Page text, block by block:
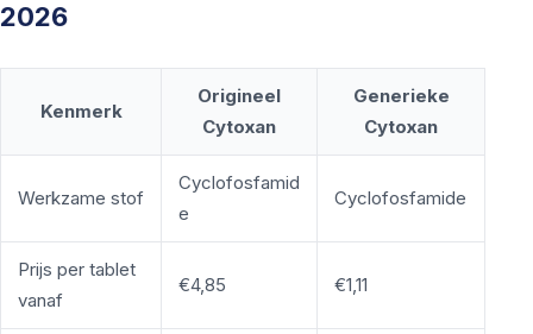
2026
Kenmerk
Origineel
Cytoxan
Generieke
Cytoxan
Werkzame stof
Cyclofosfamid
e
Cyclofosfamide
Prijs per tablet
vanaf
€4,85 €1,11